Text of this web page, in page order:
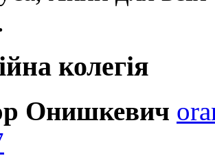
колегія
Онишкевич